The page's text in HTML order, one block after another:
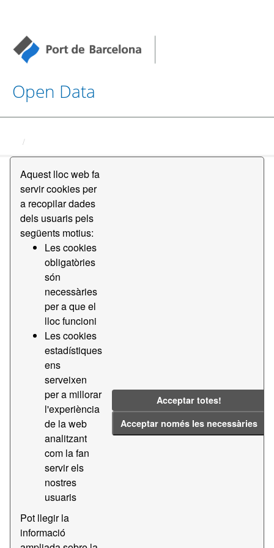
Aquest lloc web fa
servir cookies per
a recopilar dades
dels usuaris pels
següents motius:
Les cookies
obligatòries
són
necessàries
per a que el
lloc funcioni
Les cookies
estadístiques
ens
serveixen
per a millorar
l'experiència
de la web
analitzant
com la fan
servir els
nostres
usuaris
Pot llegir la
informació
Acceptar totes!
Acceptar només les necessàries
Open Data
Ordena per
2 conjunts de dades trobats
Grups: Transparencia i Licitacions APB
PDF
Etiquetes:
Contractació
Filtrar resultats
Transparencia - Contractes menors
Dades de transparencia - Contractes menors
PDF
Transparencia - Contractes majors
Dades de transparencia - Contractes majors